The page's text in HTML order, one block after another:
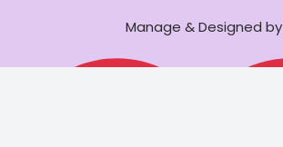
Manage & Designed by